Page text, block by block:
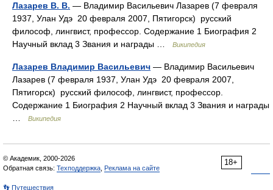
Лазарев В. В. — Владимир Васильевич Лазарев (7 февраля
1937, Улан Удэ 20 февраля 2007, Пятигорск) русский
философ, лингвист, профессор. Содержание 1 Биография 2
Научный вклад 3 Звания и награды …
Википедия
Лазарев Владимир Васильевич — Владимир Васильевич
Лазарев (7 февраля 1937, Улан Удэ 20 февраля 2007,
Пятигорск) русский философ, лингвист, профессор.
Содержание 1 Биография 2 Научный вклад 3 Звания и награды
Википедия
18+
© Академик, 2000-2026
Обратная связь: Техподдержка Реклама на сайте
👣 Путешествия